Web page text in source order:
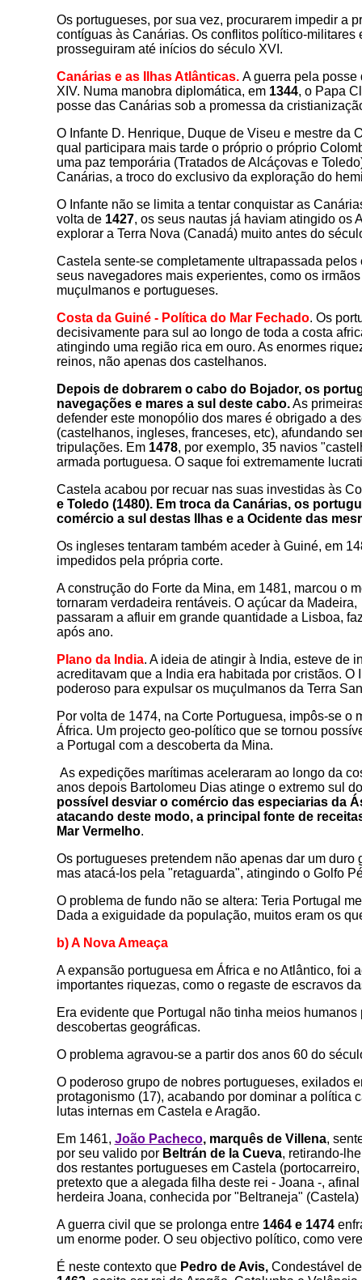
Os portugueses, por sua vez, procurarem impedir a
contíguas às Canárias. Os conflitos político-
prosseguiram até inícios do século XVI .
Canárias e as Ilhas Atlânticas. A guerra pela
XIV. Numa manobra diplomática, em 1344, o Papa
posse das Canárias sob a promessa da
O Infante D. Henrique, Duque de Viseu e mestre da
qual participara mais tarde o próprio o próprio
uma paz temporária (Tratados de Alcáçovas e
Canárias, a troco do exclusivo da exploração do
O Infante não se limita a tentar conquistar as
volta de 1427, os seus nautas já haviam atingido os
explorar a Terra Nova (Canadá) muito antes do
Castela sente-se completamente ultrapassada
seus navegadores mais experientes, como os
muçulmanos e portugueses.
Costa da Guiné - Política do Mar Fechado. Os
decisivamente para sul ao longo de toda a costa
atingindo uma região rica em ouro. As enormes
reinos, não apenas dos castelhanos.
Depois de dobrarem o cabo do Bojador, os
navegações e mares a sul deste cabo.As
defender este monopólio dos mares é obrigado a
(castelhanos, ingleses, franceses, etc), afundando
tripulações. Em 1478, por exemplo, 35 navios
armada portuguesa. O saque foi extremamente
Castela acabou por recuar nas suas investidas às
e Toledo (1480). Em troca da Canárias, os
comércio a sul destas Ilhas e a Ocidente das
Os ingleses tentaram também aceder à Guiné, em
impedidos pela própria corte.
A construção do Forte da Mina, em 1481, marcou o
tornaram verdadeira rentáveis. O açúcar da
passaram a afluir em grande quantidade a Lisboa,
após ano.
Plano da India. A ideia de atingir à India, esteve de
acreditavam que a India era habitada por cristãos.
poderoso para expulsar os muçulmanos da Terra
Por volta de 1474, na Corte Portuguesa, impôs-se
África. Um projecto geo-político que se tornou
a Portugal com a descoberta da Mina.
As expedições marítimas aceleraram ao longo da
anos depois Bartolomeu Dias atinge o extremo sul
possível desviar o comércio das especiarias da
atacando deste modo, a principal fonte de
Mar Vermelho.
Os portugueses pretendem não apenas dar um
mas atacá-los pela "retaguarda", atingindo o Golfo
O problema de fundo não se altera: Teria Portugal
Dada a exiguidade da população, muitos eram os
b) A Nova Ameaça
A expansão portuguesa em África e no Atlântico, foi
importantes riquezas, como o regaste de escravos
Era evidente que Portugal não tinha meios
descobertas geográficas.
O problema agravou-se a partir dos anos 60 do
O poderoso grupo de nobres portugueses, exilados
protagonismo (17), acabando por dominar a política
lutas internas em Castela e Aragão.
Em 1461, João Pacheco, marquês de Villena,
por seu valido por Beltrán de la Cueva, retirando-
dos restantes portugueses em Castela
pretexto que a alegada filha deste rei - Joana -,
herdeira Joana, conhecida por "Beltraneja"
A guerra civil que se prolonga entre 1464 e 1474
um enorme poder. O seu objectivo político, como
É neste contexto que Pedro de Avis, Condestável